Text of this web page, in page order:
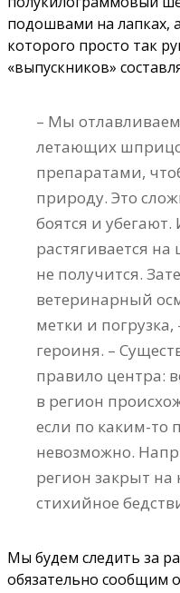
подошвами на лапках,
которого просто так
«выпускников»
– Мы
летающих
препаратами,
природу. Это
боятся и убегают.
растягивается
не получится.
ветеринарный
метки и
героиня. –
правило центра:
в регион
если по каким-то
невозможно.
регион закрыт
стихийное
Мы будем следить за
обязательно сообщим